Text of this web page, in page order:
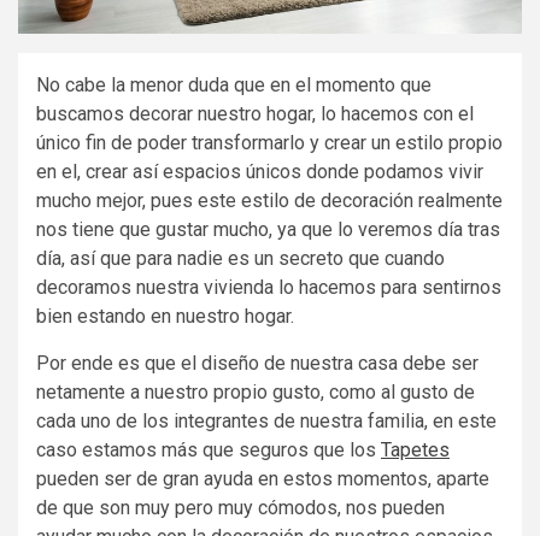
No cabe la menor duda que en el momento que
buscamos decorar nuestro hogar, lo hacemos con el
único fin de poder transformarlo y crear un estilo propio
en el, crear así espacios únicos donde podamos vivir
mucho mejor, pues este estilo de decoración realmente
nos tiene que gustar mucho, ya que lo veremos día tras
día, así que para nadie es un secreto que cuando
decoramos nuestra vivienda lo hacemos para sentirnos
bien estando en nuestro hogar.
Por ende es que el diseño de nuestra casa debe ser
netamente a nuestro propio gusto, como al gusto de
cada uno de los integrantes de nuestra familia, en este
caso estamos más que seguros que los Tapetes
pueden ser de gran ayuda en estos momentos, aparte
de que son muy pero muy cómodos, nos pueden